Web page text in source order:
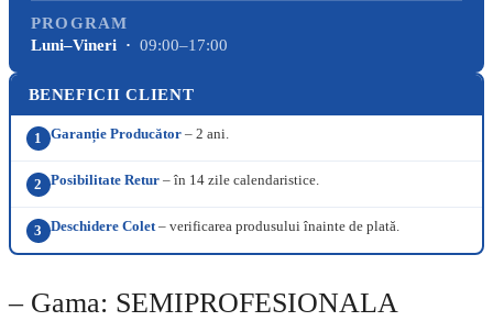
PROGRAM
Luni–Vineri · 09:00–17:00
BENEFICII CLIENT
1 Garanție Producător– 2 ani.
2 Posibilitate Retur– în 14 zile calendaristice.
3 Deschidere Colet– verificarea produsului înainte de plată.
– Gama: SEMIPROFESIONALA